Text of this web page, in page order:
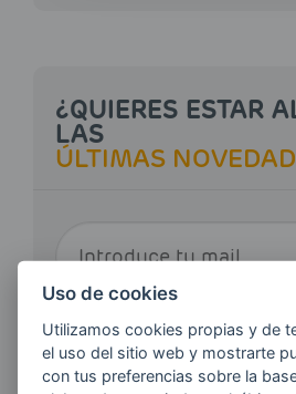
¿QUIERES ESTAR
LAS
ÚLTIMAS
Quiero recibir las últimas
ENERGIAS por cualquier
electrónico.Más
Uso de cookies
Utilizamos cookies propias y de
el uso del sitio web y mostrarte
con tus preferencias sobre la